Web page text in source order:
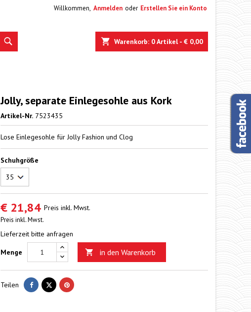
Willkommen, Anmelden oder Erstellen Sie ein Konto
Warenkorb 0Artikel - € 0,00
Jolly, separate Einlegesohle aus Kork
Artikel-Nr. 7523435
Lose Einlegesohle für Jolly Fashion und Clog
Schuhgröße
€ 21,84 Preis inkl. Mwst.
Preis inkl. Mwst.
Lieferzeit bitte anfragen
Menge  in den Warenkorb
Teilen Teilen TweetPinterest